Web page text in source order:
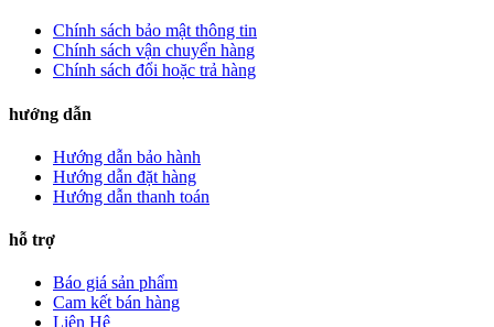
Chính sách bảo mật thông tin
Chính sách vận chuyển hàng
Chính sách đổi hoặc trả hàng
hướng dẫn
Hướng dẫn bảo hành
Hướng dẫn đặt hàng
Hướng dẫn thanh toán
hỗ trợ
Báo giá sản phẩm
Cam kết bán hàng
Liên Hệ